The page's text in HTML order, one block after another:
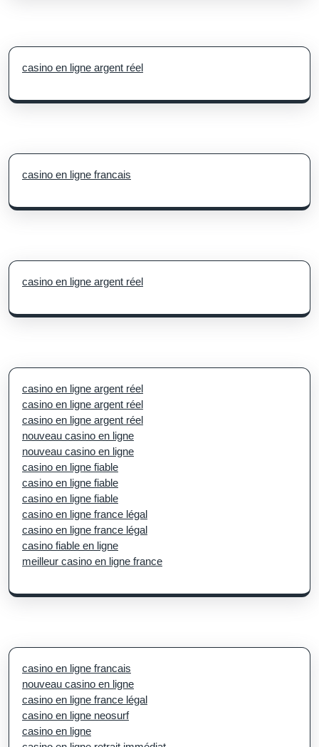
casino en ligne argent réel
casino en ligne francais
casino en ligne argent réel
casino en ligne argent réel
casino en ligne argent réel
casino en ligne argent réel
nouveau casino en ligne
nouveau casino en ligne
casino en ligne fiable
casino en ligne fiable
casino en ligne fiable
casino en ligne france légal
casino en ligne france légal
casino fiable en ligne
meilleur casino en ligne france
casino en ligne francais
nouveau casino en ligne
casino en ligne france légal
casino en ligne neosurf
casino en ligne